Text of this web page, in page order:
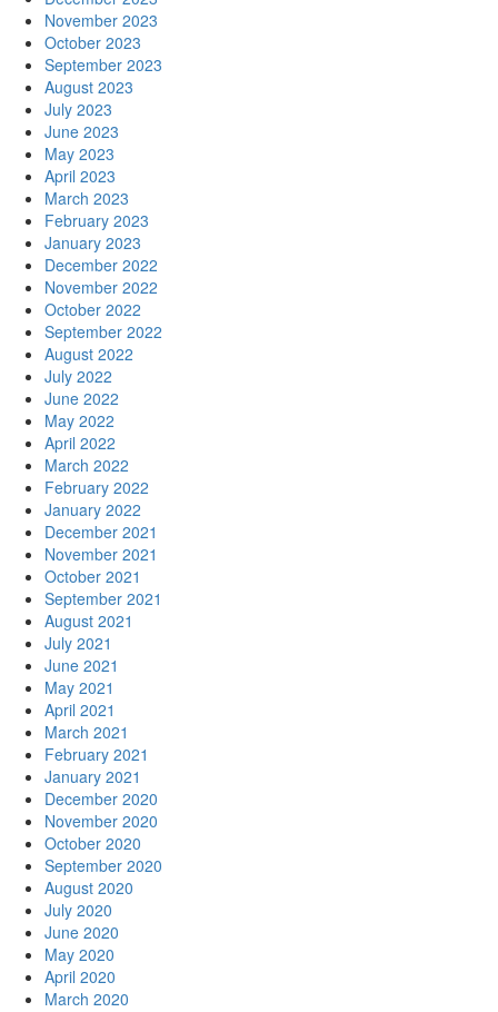
November 2023
October 2023
September 2023
August 2023
July 2023
June 2023
May 2023
April 2023
March 2023
February 2023
January 2023
December 2022
November 2022
October 2022
September 2022
August 2022
July 2022
June 2022
May 2022
April 2022
March 2022
February 2022
January 2022
December 2021
November 2021
October 2021
September 2021
August 2021
July 2021
June 2021
May 2021
April 2021
March 2021
February 2021
January 2021
December 2020
November 2020
October 2020
September 2020
August 2020
July 2020
June 2020
May 2020
April 2020
March 2020